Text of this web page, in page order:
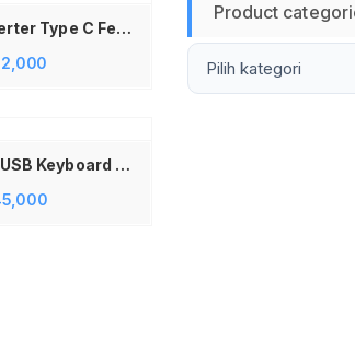
UGREEN Converter Type C Female to Micro USB Male Adapter Fast Charging Data Transfer Original – Konektor Sambungan Kabel Charger Type-C ke Mikro USB 2.0 Kompatibel Samsung Xiaomi Redmi Android Powerbank Speaker Bluetooth Headset Mini Portable 50590
Banda BW-08 USB Keyboard Keyboard Minimalis Mini Laptop HP Komputer External Eksternal Keyboard USB Banda BW08 Ringkas Nyaman Plug and Play Keyboard Kecil Murah Berkualitas Untuk PC Notebook Kantor Sekolah Gaming Keyboard Eksternal USB
Product